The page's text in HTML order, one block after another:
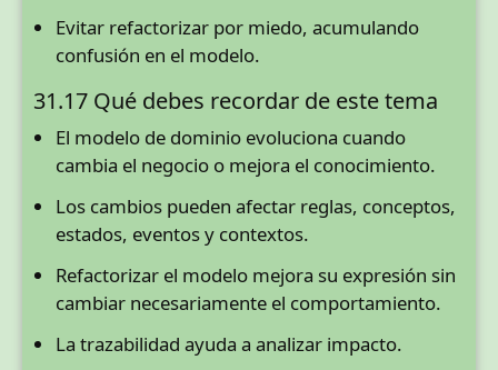
Evitar refactorizar por miedo, acumulando
confusión en el modelo.
31.17 Qué debes recordar de este tema
El modelo de dominio evoluciona cuando
cambia el negocio o mejora el conocimiento.
Los cambios pueden afectar reglas, conceptos,
estados, eventos y contextos.
Refactorizar el modelo mejora su expresión sin
cambiar necesariamente el comportamiento.
La trazabilidad ayuda a analizar impacto.